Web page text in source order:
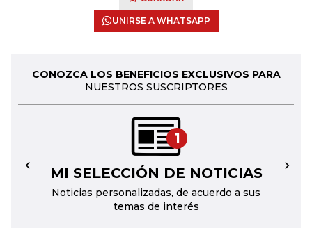
UNIRSE A WHATSAPP
CONOZCA LOS BENEFICIOS EXCLUSIVOS PARA
NUESTROS SUSCRIPTORES
1
MI SELECCIÓN DE NOTICIAS
Noticias personalizadas, de acuerdo a sus
temas de interés
← →